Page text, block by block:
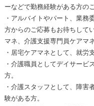
ーなどで勤務経験がある方の
・アルバイトやパート、業務
方からのご応募もお待ちして
マネ、介護支援専門員ケアマ
・居宅ケアマネとして、就労
・介護職員としてデイサービ
方。
・介護スタッフとして、障害
験がある方。